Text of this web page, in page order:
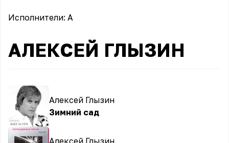
Исполнители: А
АЛЕКСЕЙ ГЛЫЗИН
Алексей Глызин
Зимний сад
Алексей Глызин